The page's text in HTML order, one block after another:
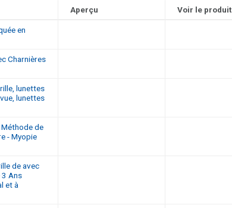
Aperçu Voir le produit
en
Charnières
lunettes
lunettes
de
- Myopie
de avec
3 Ans
et à